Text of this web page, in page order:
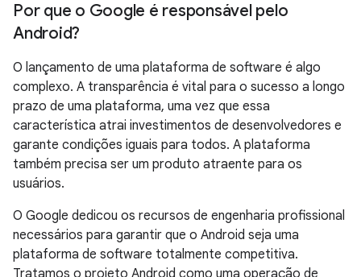
Por que o Google é responsável pelo
Android?
O lançamento de uma plataforma de software é algo
complexo. A transparência é vital para o sucesso a longo
prazo de uma plataforma, uma vez que essa
característica atrai investimentos de desenvolvedores e
garante condições iguais para todos. A plataforma
também precisa ser um produto atraente para os
usuários.
O Google dedicou os recursos de engenharia profissional
necessários para garantir que o Android seja uma
plataforma de software totalmente competitiva.
Tratamos o projeto Android como uma operação de